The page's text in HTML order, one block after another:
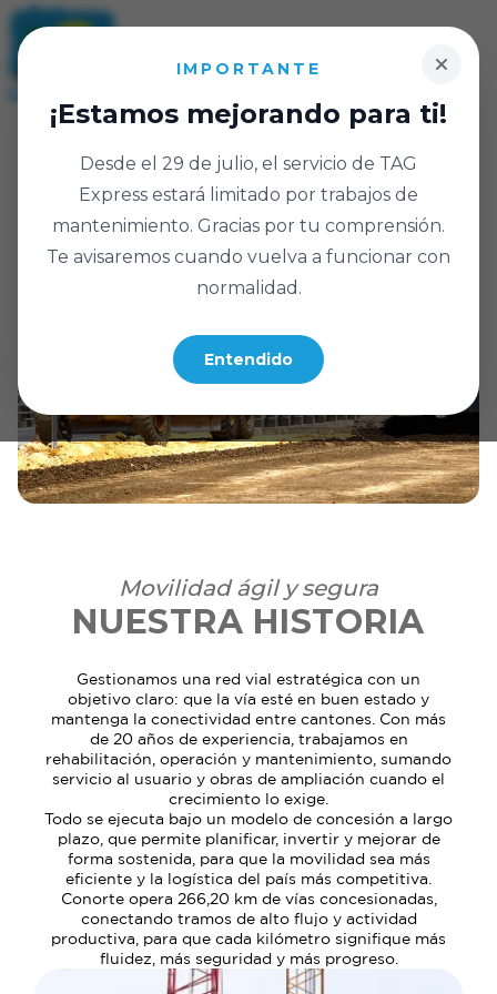
IMPORTANTE
¡Estamos mejorando para ti!
Desde el 29 de julio, el servicio de TAG
Express estará limitado por trabajos de
mantenimiento. Gracias por tu comprensión.
Te avisaremos cuando vuelva a funcionar con
normalidad.
Entendido
VÍAS SEGURAS Y
EFICIENTES
Movilidad ágil y segura
NUESTRA HISTORIA
Gestionamos una red vial estratégica con un
objetivo claro: que la vía esté en buen estado y
mantenga la conectividad entre cantones. Con más
de 20 años de experiencia, trabajamos en
rehabilitación, operación y mantenimiento, sumando
servicio al usuario y obras de ampliación cuando el
crecimiento lo exige.
Todo se ejecuta bajo un modelo de concesión a largo
plazo, que permite planificar, invertir y mejorar de
forma sostenida, para que la movilidad sea más
eficiente y la logística del país más competitiva.
Conorte opera 266,20 km de vías concesionadas,
conectando tramos de alto flujo y actividad
productiva, para que cada kilómetro signifique más
fluidez, más seguridad y más progreso.